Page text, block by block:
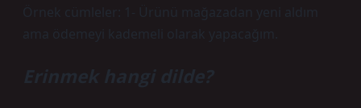
Örnek cümleler: 1- Ürünü mağazadan yeni aldım
ama ödemeyi kademeli olarak yapacağım.
Erinmek hangi dilde?